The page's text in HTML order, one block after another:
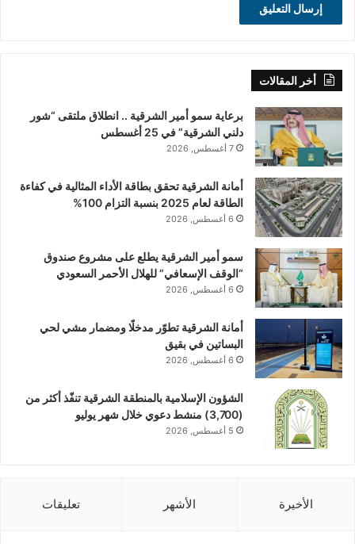
أخر المقالات
برعاية سمو أمير الشرقية .. انطلاق ملتقى “شور
دلني الشرقية” في 25 أغسطس
7 أغسطس, 2026
أمانة الشرقية تحقق بطاقة الأداء المثالية في كفاءة
الطاقة لعام 2025 بنسبة التزام 100%
6 أغسطس, 2026
سمو أمير الشرقية يطلع على مشروع صندوق
“الوقف الإسعافي” للهلال الأحمر السعودي
6 أغسطس, 2026
أمانة الشرقية تطوّر مدخلًا ومضمار مشي لحي
البساتين في بقيق
6 أغسطس, 2026
الشؤون الإسلامية بالمنطقة الشرقية تنفّذ أكثر من
(3,700) منشط دعوي خلال شهر يوليو
5 أغسطس, 2026
الأخيرة الأشهر تعليقات